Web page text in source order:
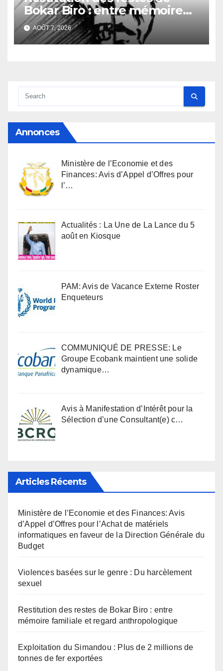
Bokar Biro : entre mémoire
familiale et regard
anthropologique
AOÛT 7, 2026
Annonces
Ministère de l’Economie et des
Finances: Avis d’Appel d’Offres pour
l’…
Actualités : La Une de La Lance du 5
août en Kiosque
PAM: Avis de Vacance Externe Roster
Enqueteurs
COMMUNIQUÉ DE PRESSE: Le
Groupe Ecobank maintient une solide
dynamique…
Avis à Manifestation d’Intérêt pour la
Sélection d’une Consultant(e) c…
Articles Récents
Ministère de l’Economie et des Finances: Avis
d’Appel d’Offres pour l’Achat de matériels
informatiques en faveur de la Direction Générale du
Budget
Violences basées sur le genre : Du harcèlement
sexuel
Restitution des restes de Bokar Biro : entre
mémoire familiale et regard anthropologique
Exploitation du Simandou : Plus de 2 millions de
tonnes de fer exportées